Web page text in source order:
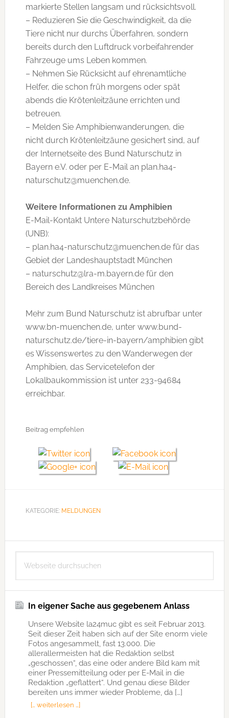
markierte Stellen langsam und rücksichtsvoll.
– Reduzieren Sie die Geschwindigkeit, da die
Tiere nicht nur durchs Überfahren, sondern
bereits durch den Luftdruck vorbeifahrender
Fahrzeuge ums Leben kommen.
– Nehmen Sie Rücksicht auf ehrenamtliche
Helfer, die schon früh morgens oder spät
abends die Krötenleitzäune errichten und
betreuen.
– Melden Sie Amphibienwanderungen, die
nicht durch Krötenleitzäune gesichert sind, auf
der Internetseite des Bund Naturschutz in
Bayern e.V. oder per E-Mail an plan.ha4-
naturschutz@muenchen.de.
Weitere Informationen zu Amphibien
E-Mail-Kontakt Untere Naturschutzbehörde
(UNB):
– plan.ha4-naturschutz@muenchen.de für das
Gebiet der Landeshauptstadt München
– naturschutz@lra-m.bayern.de für den
Bereich des Landkreises München
Mehr zum Bund Naturschutz ist abrufbar unter
www.bn-muenchen.de, unter www.bund-
naturschutz.de/tiere-in-bayern/amphibien gibt
es Wissenswertes zu den Wanderwegen der
Amphibien, das Servicetelefon der
Lokalbaukommission ist unter 233-94684
erreichbar.
Beitrag empfehlen
KATEGORIE: MELDUNGEN
Seitenspalte
durchsuchen
In eigener Sache aus gegebenem Anlass
Unsere Website la24muc gibt es seit Februar 2013.
Seit dieser Zeit haben sich auf der Site enorm viele
Fotos angesammelt, fast 13.000. Die
allerallermeisten hat die Redaktion selbst
„geschossen“, das eine oder andere Bild kam mit
einer Pressemitteilung oder per E-Mail in die
Redaktion „geflattert“. Und genau diese Bilder
bereiten uns immer wieder Probleme, da […]
[… weiterlesen …]